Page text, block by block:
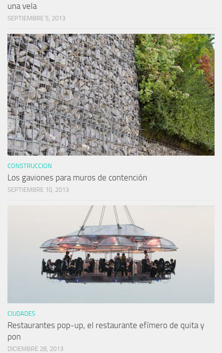
una vela
SEPTIEMBRE 5, 2013
CONSTRUCCION
Los gaviones para muros de contención
SEPTIEMBRE 10, 2013
CIUDADES
Restaurantes pop-up, el restaurante efímero de quita y
pon
DICIEMBRE 28, 2013